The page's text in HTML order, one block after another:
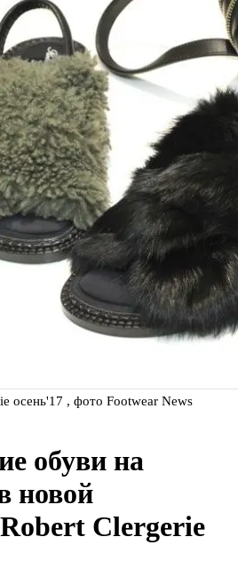
осень'17 , фото Footwear News
обуви на
новой
Clergerie